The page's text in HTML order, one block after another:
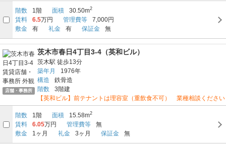
階数 1階 面積 30.50m2
賃料 6.5万円 管理費等
7,000円
敷金
有 礼金 有 保証金 無
店舗・事務所
茨木市春日4丁目3-4（英和ビル）
茨木駅 徒歩13分
築年月
1976年
構造
鉄骨造
階数
3階建
【英和ビル】前テナントは理容室（重飲食不可） 業種相談ください
階数 1階 面積 15.58m2
賃料 6.05万円 管理費等
無
敷金
1ヶ月 礼金 3ヶ月 保証金 無